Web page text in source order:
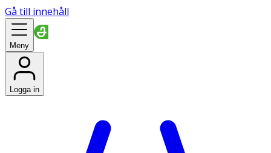
Gå till innehåll
Meny
Logga in